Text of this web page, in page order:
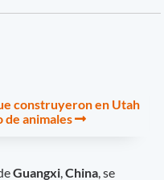
construyeron en Utah
de animales
Guangxi,China, se